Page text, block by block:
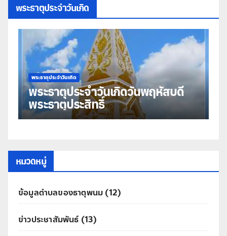
พระธาตุประจำวันเกิด
พระธาตุประจำวันเกิด
พระธาตุประจำวันเกิดวันพุธ พระธาตุ
มหาชัย
หมวดหมู่
ข้อมูลตำบลของธาตุพนม (12)
ข่าวประชาสัมพันธ์(13)